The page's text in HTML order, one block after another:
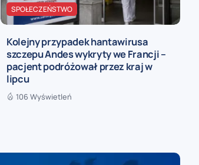
SPOŁECZEŃSTWO
Kolejny przypadek hantawirusa
szczepu Andes wykryty we Francji –
pacjent podróżował przez kraj w
lipcu
106 Wyświetleń